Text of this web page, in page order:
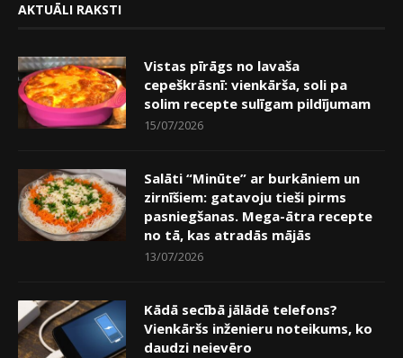
AKTUĀLI RAKSTI
Vistas pīrāgs no lavaša
cepeškrāsnī: vienkārša, soli pa
solim recepte sulīgam pildījumam
15/07/2026
Salāti “Minūte” ar burkāniem un
zirnīšiem: gatavoju tieši pirms
pasniegšanas. Mega-ātra recepte
no tā, kas atradās mājās
13/07/2026
Kādā secībā jālādē telefons?
Vienkāršs inženieru noteikums, ko
daudzi neievēro